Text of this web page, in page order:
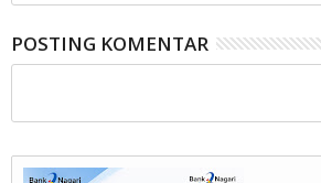
POSTING KOMENTAR